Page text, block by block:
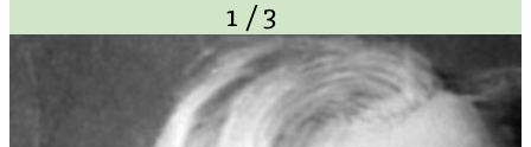
1 / 3